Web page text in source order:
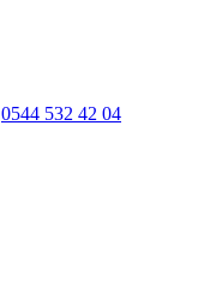
0544 532 42 04